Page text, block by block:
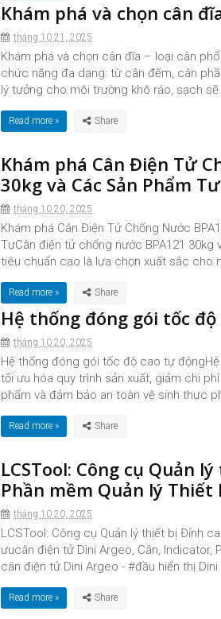
Khám phá và chọn cân
tháng 10 21, 2025
Khám phá và chọn cân đĩa – loại cân
chức năng đa dạng: từ cân đếm, cân
lý tưởng cho môi trường khô ráo, sạch
Read more »
Khám phá Cân Điện Tử
30kg và Các Sản Phẩm
tháng 10 20, 2025
Khám phá Cân Điện Tử Chống Nước
TựCân điện tử chống nước BPA121 30kg
tiêu chuẩn cao là lựa chọn xuất sắc cho
Read more »
Hệ thống đóng gói tốc
tháng 10 20, 2025
Hệ thống đóng gói tốc độ cao tự
tối ưu hóa quy trình sản xuất, giảm chi
phẩm và đảm bảo an toàn vệ sinh thực
Read more »
LCSTool: Công cụ Quản
Phần mềm Quản lý
tháng 10 20, 2025
LCSTool: Công cụ Quản lý thiết bị Đỉnh
ưucân điện tử Dini Argeo, Cân, Indicator,
cân điện tử Dini Argeo - #đầu hiển thị Dini
Read more »